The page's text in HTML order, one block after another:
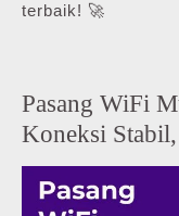
terbaik! 🚀
Pasang WiFi
Koneksi